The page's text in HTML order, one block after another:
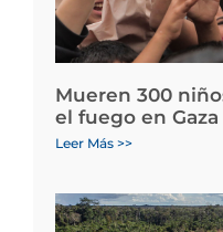
Mueren 300
el fuego en Gaza
Leer Más >>